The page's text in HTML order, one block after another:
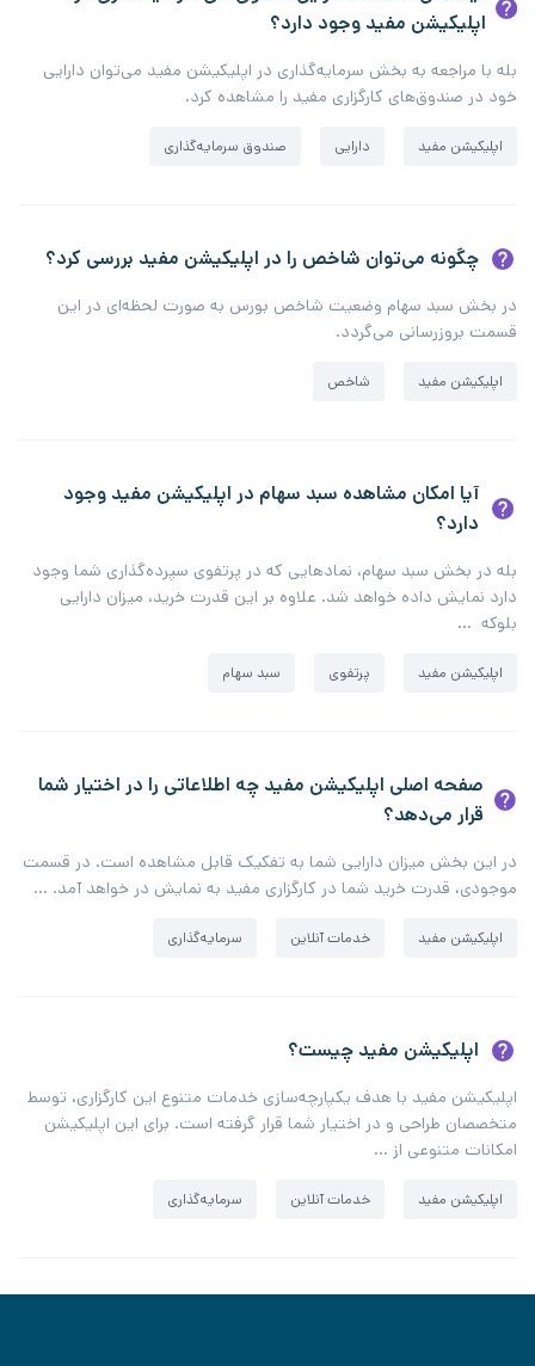
اپلیکیشن مفید وجود دارد؟
بله با مراجعه به بخش سرمایه‌گذاری در اپلیکیشن مفید می‌توان دارایی
خود در صندوق‌های کارگزاری مفید را مشاهده کرد.
اپلیکیشن مفید دارایی صندوق سرمایه‌گذاری
چگونه می‌توان شاخص را در اپلیکیشن مفید بررسی کرد؟
در بخش سبد سهام وضعیت شاخص بورس به صورت لحظه‌ای در این
قسمت بروزرسانی می‌گردد.
اپلیکیشن مفید شاخص
آیا امکان مشاهده سبد سهام در اپلیکیشن مفید وجود
دارد؟
بله در بخش سبد سهام، نمادهایی که در پرتفوی سپرده‌گذاری شما وجود
دارد نمایش داده خواهد شد. علاوه بر این قدرت خرید، میزان دارایی
بلوکه …
اپلیکیشن مفید پرتفوی سبد سهام
صفحه اصلی اپلیکیشن مفید چه اطلاعاتی را در اختیار شما
قرار می‌دهد؟
در این بخش میزان دارایی شما به تفکیک قابل مشاهده است. در قسمت
موجودی، قدرت خرید شما در کارگزاری مفید به نمایش در خواهد آمد. …
اپلیکیشن مفید خدمات آنلاین سرمایه‌گذاری
اپلیکیشن مفید چیست؟
اپلیکیشن مفید با هدف یکپارچه‌سازی خدمات متنوع این کارگزاری، توسط
متخصصان طراحی و در اختیار شما قرار گرفته است. برای این اپلیکیشن
امکانات متنوعی از …
اپلیکیشن مفید خدمات آنلاین سرمایه‌گذاری